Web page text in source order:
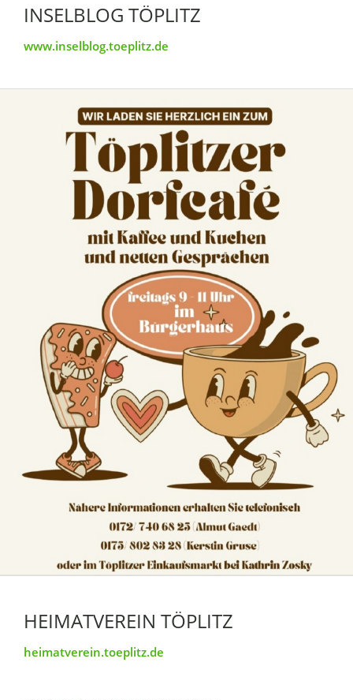
INSELBLOG TÖPLITZ
www.inselblog.toeplitz.de
HEIMATVEREIN TÖPLITZ
heimatverein.toeplitz.de